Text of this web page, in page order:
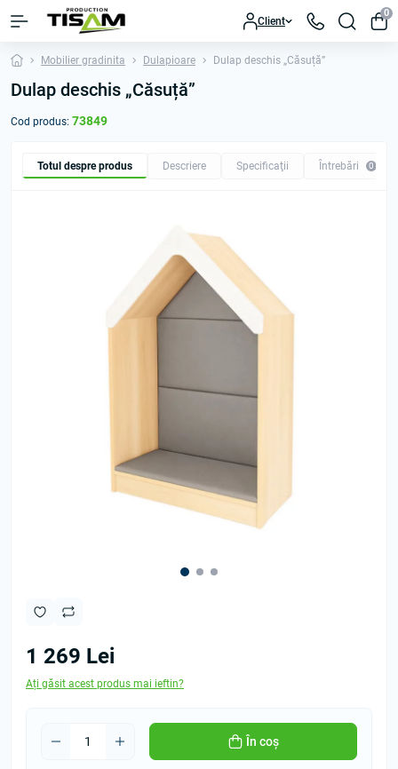
Client
0
Mobilier gradinita Dulapioare Dulap deschis „Căsuță”
Dulap deschis „Căsuță”
Cod produs: 73849
Totul despre produs Descriere Specificaţii Întrebări 0
1 269 Lei
Ați găsit acest produs mai ieftin?
În coș